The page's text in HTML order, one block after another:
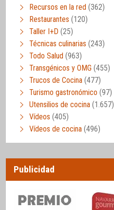
Recursos en la red (362)
Restaurantes (120)
Taller I+D (25)
Técnicas culinarias (243)
Todo Salud (963)
Transgénicos y OMG (455)
Trucos de Cocina (477)
Turismo gastronómico (97)
Utensilios de cocina (1.657)
Vídeos (405)
Vídeos de cocina (496)
Publicidad